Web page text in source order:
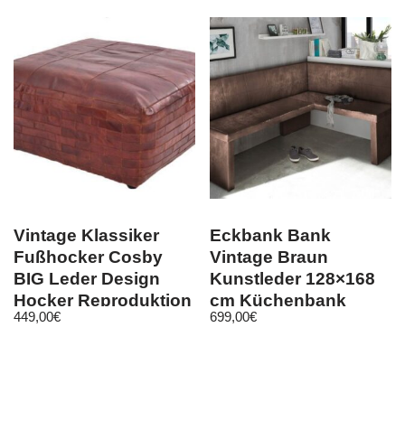
Vintage Klassiker
Fußhocker Cosby
BIG Leder Design
Hocker Reproduktion
ST-29
449,00€
Eckbank Bank
Vintage Braun
Kunstleder 128×168
cm Küchenbank
Sitzbank Sitzecke
699,00€